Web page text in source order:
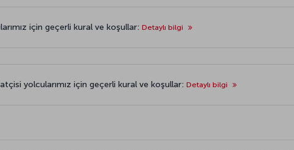
için geçerli kural ve koşullar: Detaylı bilgi
yolcularımız için geçerli kural ve koşullar: Detaylı bilgi